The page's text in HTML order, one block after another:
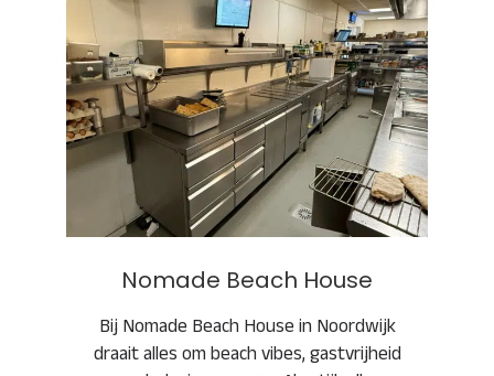
Nomade Beach House
Nomade Beach House
Bij Nomade Beach House in Noordwijk
draait alles om beach vibes, gastvrijheid